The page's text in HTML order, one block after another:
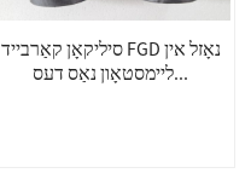
סיליקאָן קאַרבייד FGD נאָזל אין
ליימסטאָון נאַס דעס...